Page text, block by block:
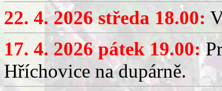
22. 4. 2026 středa 18.00:
17. 4. 2026 pátek 19.00:
Hříchovice na dupárně.